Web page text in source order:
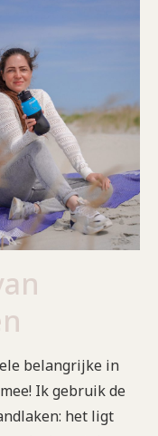
belangrijke in
Ik gebruik de
het ligt